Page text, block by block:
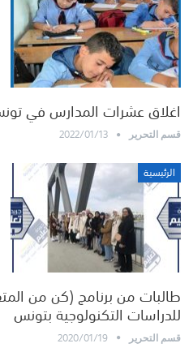
اغلاق عشرات المدارس في
قسم التحرير 2022/01/13
الرئيسية
طالبات من برنامج (كن من
للدراسات التكنولوجية بتونس
قسم التحرير 2020/01/19